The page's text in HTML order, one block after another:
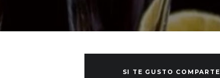
SI TE GUSTO COMPARTE